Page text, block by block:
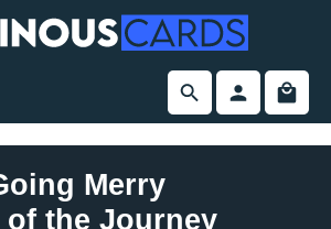
Merry
of the Journey